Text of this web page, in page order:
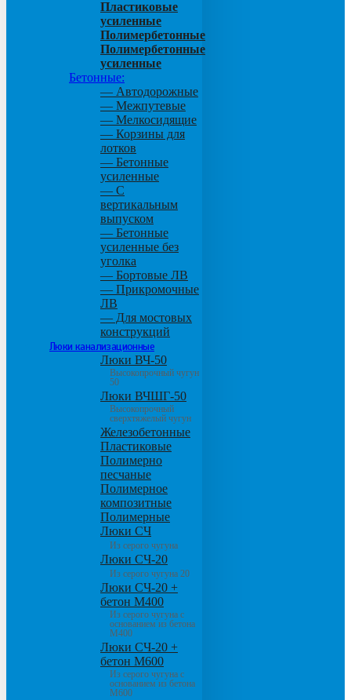
Пластиковые
усиленные
Полимербетонные
Полимербетонные
усиленные
Бетонные:
— Автодорожные
— Межпутевые
— Мелкосидящие
— Корзины для
лотков
— Бетонные
усиленные
— С
вертикальным
выпуском
— Бетонные
усиленные без
уголка
— Бортовые ЛВ
— Прикромочные
ЛВ
— Для мостовых
конструкций
Люки канализационные
Люки ВЧ-50
Высокопрочный чугун
50
Люки ВЧШГ-50
Высокопрочный
сверхтяжелый чугун
Железобетонные
Пластиковые
Полимерно
песчаные
Полимерное
композитные
Полимерные
Люки СЧ
Из серого чугуна
Люки СЧ-20
Из серого чугуна 20
Люки СЧ-20 +
бетон М400
Из серого чугуна с
основанием из бетона
М400
Люки СЧ-20 +
бетон М600
Из серого чугуна с
основанием из бетона
М600